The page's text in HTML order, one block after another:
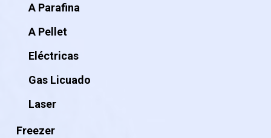
A Parafina
A Pellet
Eléctricas
Gas Licuado
Laser
Freezer